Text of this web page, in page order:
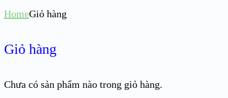
HomeGiỏ hàng
Giỏ hàng
Chưa có sản phẩm nào trong giỏ hàng.